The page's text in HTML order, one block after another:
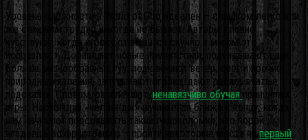
Уровень сложности в World of Goo идеален – слишком легко или
же слишком трудно никогда не бывает. Авторы словно
чувствуют, когда игроку становится скучно и мигом это
исправляют. Добавляют новые препятствия, подкидывают еще
больше разнообразных гуу, подключают ветер, снег и прочие
природные явления, запутывают игрока, дают расплывчатые
подсказки. Словом, развлекают, ненавязчиво обучая принципам
игры. Настоящий «челлендж» начинается ближе к концу, когда
нам начинают подсовывать такие головоломки, что порой
впадаешь во фрустрацию – пройти некоторые места напервый